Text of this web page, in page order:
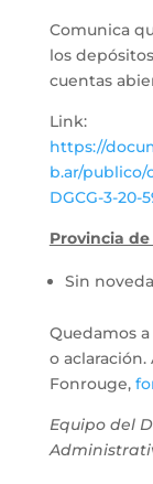
Comunica
los
cuentas
Link:
https://
b.ar/publico/
DGCG-3-20-
Provincia
Sin
Quedamos
o aclaración.
Fonrouge,
Equipo del